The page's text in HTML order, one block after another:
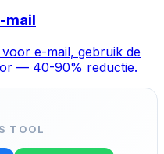
mail
e-mail, gebruik de
— 40-90% reductie.
TOOL